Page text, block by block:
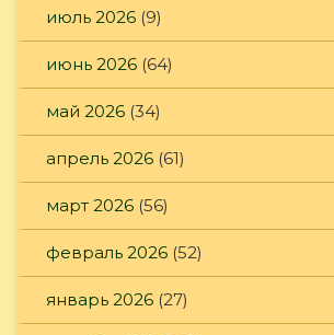
июль 2026 (9)
июнь 2026 (64)
май 2026 (34)
апрель 2026 (61)
март 2026 (56)
февраль 2026 (52)
январь 2026 (27)